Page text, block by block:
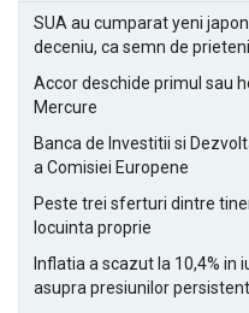
SUA au cumparat yeni
deceniu, ca semn de
Accor deschide primul sau
Mercure
Banca de Investitii si
a Comisiei Europene
Peste trei sferturi dintre
locuinta proprie
Inflatia a scazut la 10,4% in
asupra presiunilor